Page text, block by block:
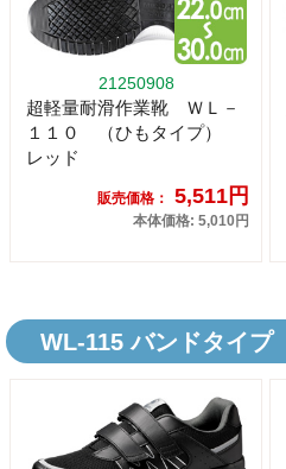
21250908
超軽量耐滑作業靴 ＷＬ－
１１０ （ひもタイプ）
レッド
販売価格： 5,511円
本体価格: 5,010円
WL-115 バンドタイプ